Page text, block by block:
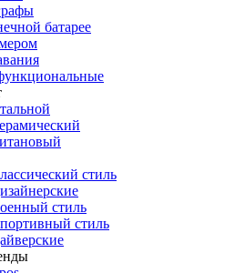
батарее
стиль
стиль
стиль